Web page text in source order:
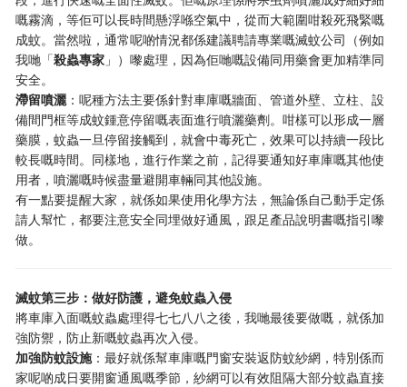
嘅霧滴，等佢可以長時間懸浮喺空氣中，從而大範圍咁殺死飛緊嘅
成蚊。當然啦，通常呢啲情況都係建議聘請專業嘅滅蚊公司（例如
我哋「殺蟲專家 」）嚟處理，因為佢哋嘅設備同用藥會更加精準同
安全。
滯留噴灑：呢種方法主要係針對車庫嘅牆面、管道外壁、立柱、設
備間門框等成蚊鍾意停留嘅表面進行噴灑藥劑。咁樣可以形成一層
藥膜，蚊蟲一旦停留接觸到，就會中毒死亡，效果可以持續一段比
較長嘅時間。同樣地，進行作業之前，記得要通知好車庫嘅其他使
用者，噴灑嘅時候盡量避開車輛同其他設施。
有一點要提醒大家，就係如果使用化學方法，無論係自己動手定係
請人幫忙，都要注意安全同埋做好通風，跟足產品說明書嘅指引嚟
做。
滅蚊第三步：做好防護，避免蚊蟲入侵
將車庫入面嘅蚊蟲處理得七七八八之後，我哋最後要做嘅，就係加
強防禦，防止新嘅蚊蟲再次入侵。
加強防蚊設施：最好就係幫車庫嘅門窗安裝返防蚊紗網，特別係而
家呢啲成日要開窗通風嘅季節，紗網可以有效阻隔大部分蚊蟲直接